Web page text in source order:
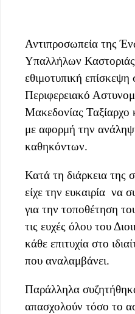
Αντιπροσωπεία της
Υπαλλήλων
εθιμοτυπική επίσκεψη
Περιφερειακό
Μακεδονίας
με αφορμή την
καθηκόντων.
Κατά τη διάρκεια
είχε την ευκαιρία να
για την τοποθέτηση
τις ευχές όλου του
κάθε επιτυχία στο
που αναλαμβάνει.
Παράλληλα
απασχολούν τόσο το